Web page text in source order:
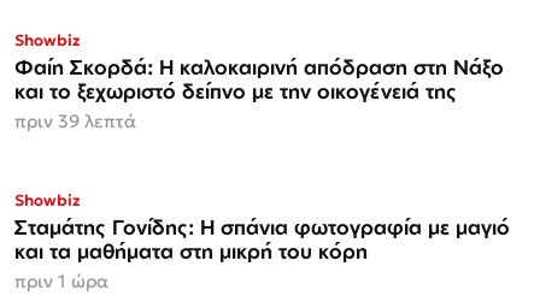
Showbiz
Φαίη Σκορδά: Η καλοκαιρινή απόδραση στη Νάξο
και το ξεχωριστό δείπνο με την οικογένειά της
πριν 39 λεπτά
Showbiz
Σταμάτης Γονίδης: Η σπάνια φωτογραφία με μαγιό
και τα μαθήματα στη μικρή του κόρη
πριν 1 ώρα